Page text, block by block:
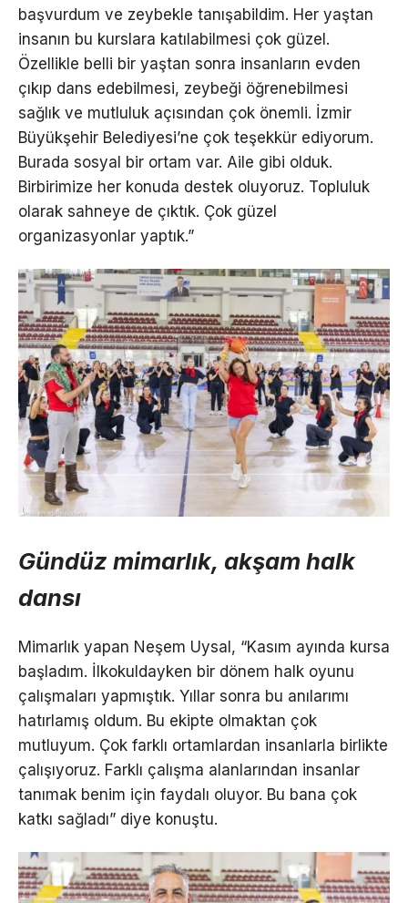
başvurdum ve zeybekle tanışabildim. Her yaştan
insanın bu kurslara katılabilmesi çok güzel.
Özellikle belli bir yaştan sonra insanların evden
çıkıp dans edebilmesi, zeybeği öğrenebilmesi
sağlık ve mutluluk açısından çok önemli. İzmir
Büyükşehir Belediyesi’ne çok teşekkür ediyorum.
Burada sosyal bir ortam var. Aile gibi olduk.
Birbirimize her konuda destek oluyoruz. Topluluk
olarak sahneye de çıktık. Çok güzel
organizasyonlar yaptık.”
Gündüz mimarlık, akşam halk
dansı
Mimarlık yapan Neşem Uysal, “Kasım ayında kursa
başladım. İlkokuldayken bir dönem halk oyunu
çalışmaları yapmıştık. Yıllar sonra bu anılarımı
hatırlamış oldum. Bu ekipte olmaktan çok
mutluyum. Çok farklı ortamlardan insanlarla birlikte
çalışıyoruz. Farklı çalışma alanlarından insanlar
tanımak benim için faydalı oluyor. Bu bana çok
katkı sağladı” diye konuştu.